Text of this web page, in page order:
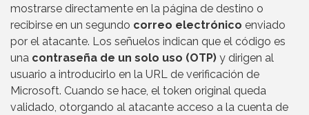
mostrarse directamente en la página de destino o
recibirse en un segundo correo electrónico enviado
por el atacante. Los señuelos indican que el código es
una contraseña de un solo uso (OTP) y dirigen al
usuario a introducirlo en la URL de verificación de
Microsoft. Cuando se hace, el token original queda
validado, otorgando al atacante acceso a la cuenta de